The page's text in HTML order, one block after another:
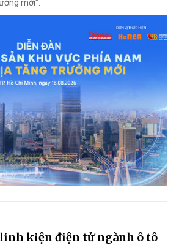
mới".
linh kiện điện tử ngành ô tô